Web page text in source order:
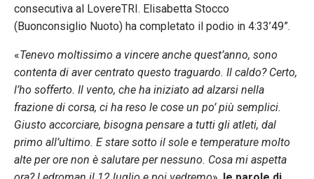
consecutiva al LovereTRI. Elisabetta Stocco
(Buonconsiglio Nuoto) ha completato il podio in 4:33’49”.
«Tenevo moltissimo a vincere anche quest’anno, sono
contenta di aver centrato questo traguardo. Il caldo? Certo,
l’ho sofferto. Il vento, che ha iniziato ad alzarsi nella
frazione di corsa, ci ha reso le cose un po’ più semplici.
Giusto accorciare, bisogna pensare a tutti gli atleti, dal
primo all’ultimo. E stare sotto il sole e temperature molto
alte per ore non è salutare per nessuno. Cosa mi aspetta